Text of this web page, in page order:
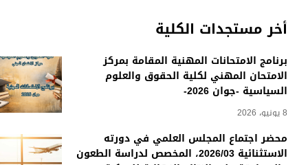
أخر مستجدات الكلية
برنامج الامتحانات المهنية المقامة بمركز
الامتحان المهني لكلية الحقوق والعلوم
السياسية -جوان 2026-
8 يونيو، 2026
محضر اجتماع المجلس العلمي في دورته
الاستثنائية 2026/03، المخصص لدراسة الطعون